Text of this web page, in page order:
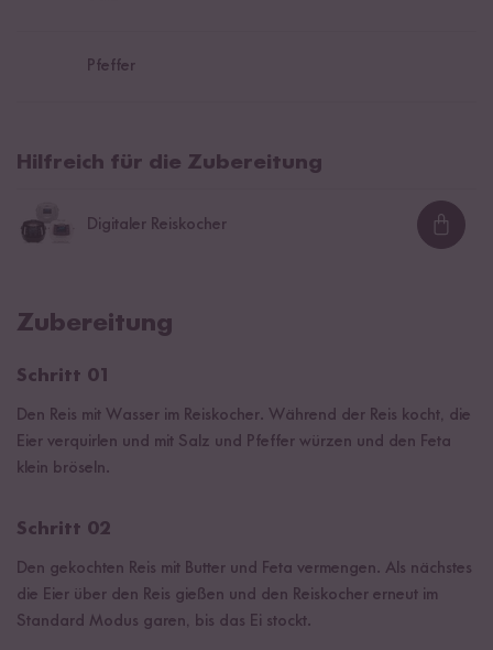
Pfeffer
Hilfreich für die Zubereitung
Digitaler Reiskocher
Zubereitung
Schritt 01
Den Reis mit Wasser im Reiskocher. Während der Reis kocht, die
Eier verquirlen und mit Salz und Pfeffer würzen und den Feta
klein bröseln.
Schritt 02
Den gekochten Reis mit Butter und Feta vermengen. Als nächstes
die Eier über den Reis gießen und den Reiskocher erneut im
Standard Modus garen, bis das Ei stockt.